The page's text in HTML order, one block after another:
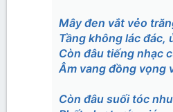
Mây đen vắt vẻo
Tầng không lác đác,
Còn đâu tiếng nhạc
Âm vang đồng vọng
Còn đâu suối tóc